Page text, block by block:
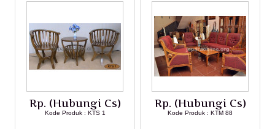
Rp. (Hubungi Cs)
Kode Produk : KTS 1
Rp. (Hubungi Cs)
Kode Produk : KTM 88